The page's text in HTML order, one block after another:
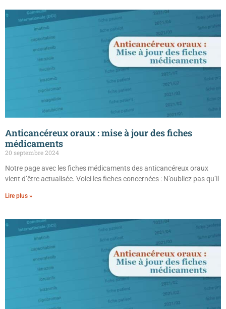
Anticancéreux oraux : mise à jour des fiches
médicaments
20 septembre 2024
Notre page avec les fiches médicaments des anticancéreux oraux
vient d’être actualisée. Voici les fiches concernées : N’oubliez pas qu’il
Lire plus »